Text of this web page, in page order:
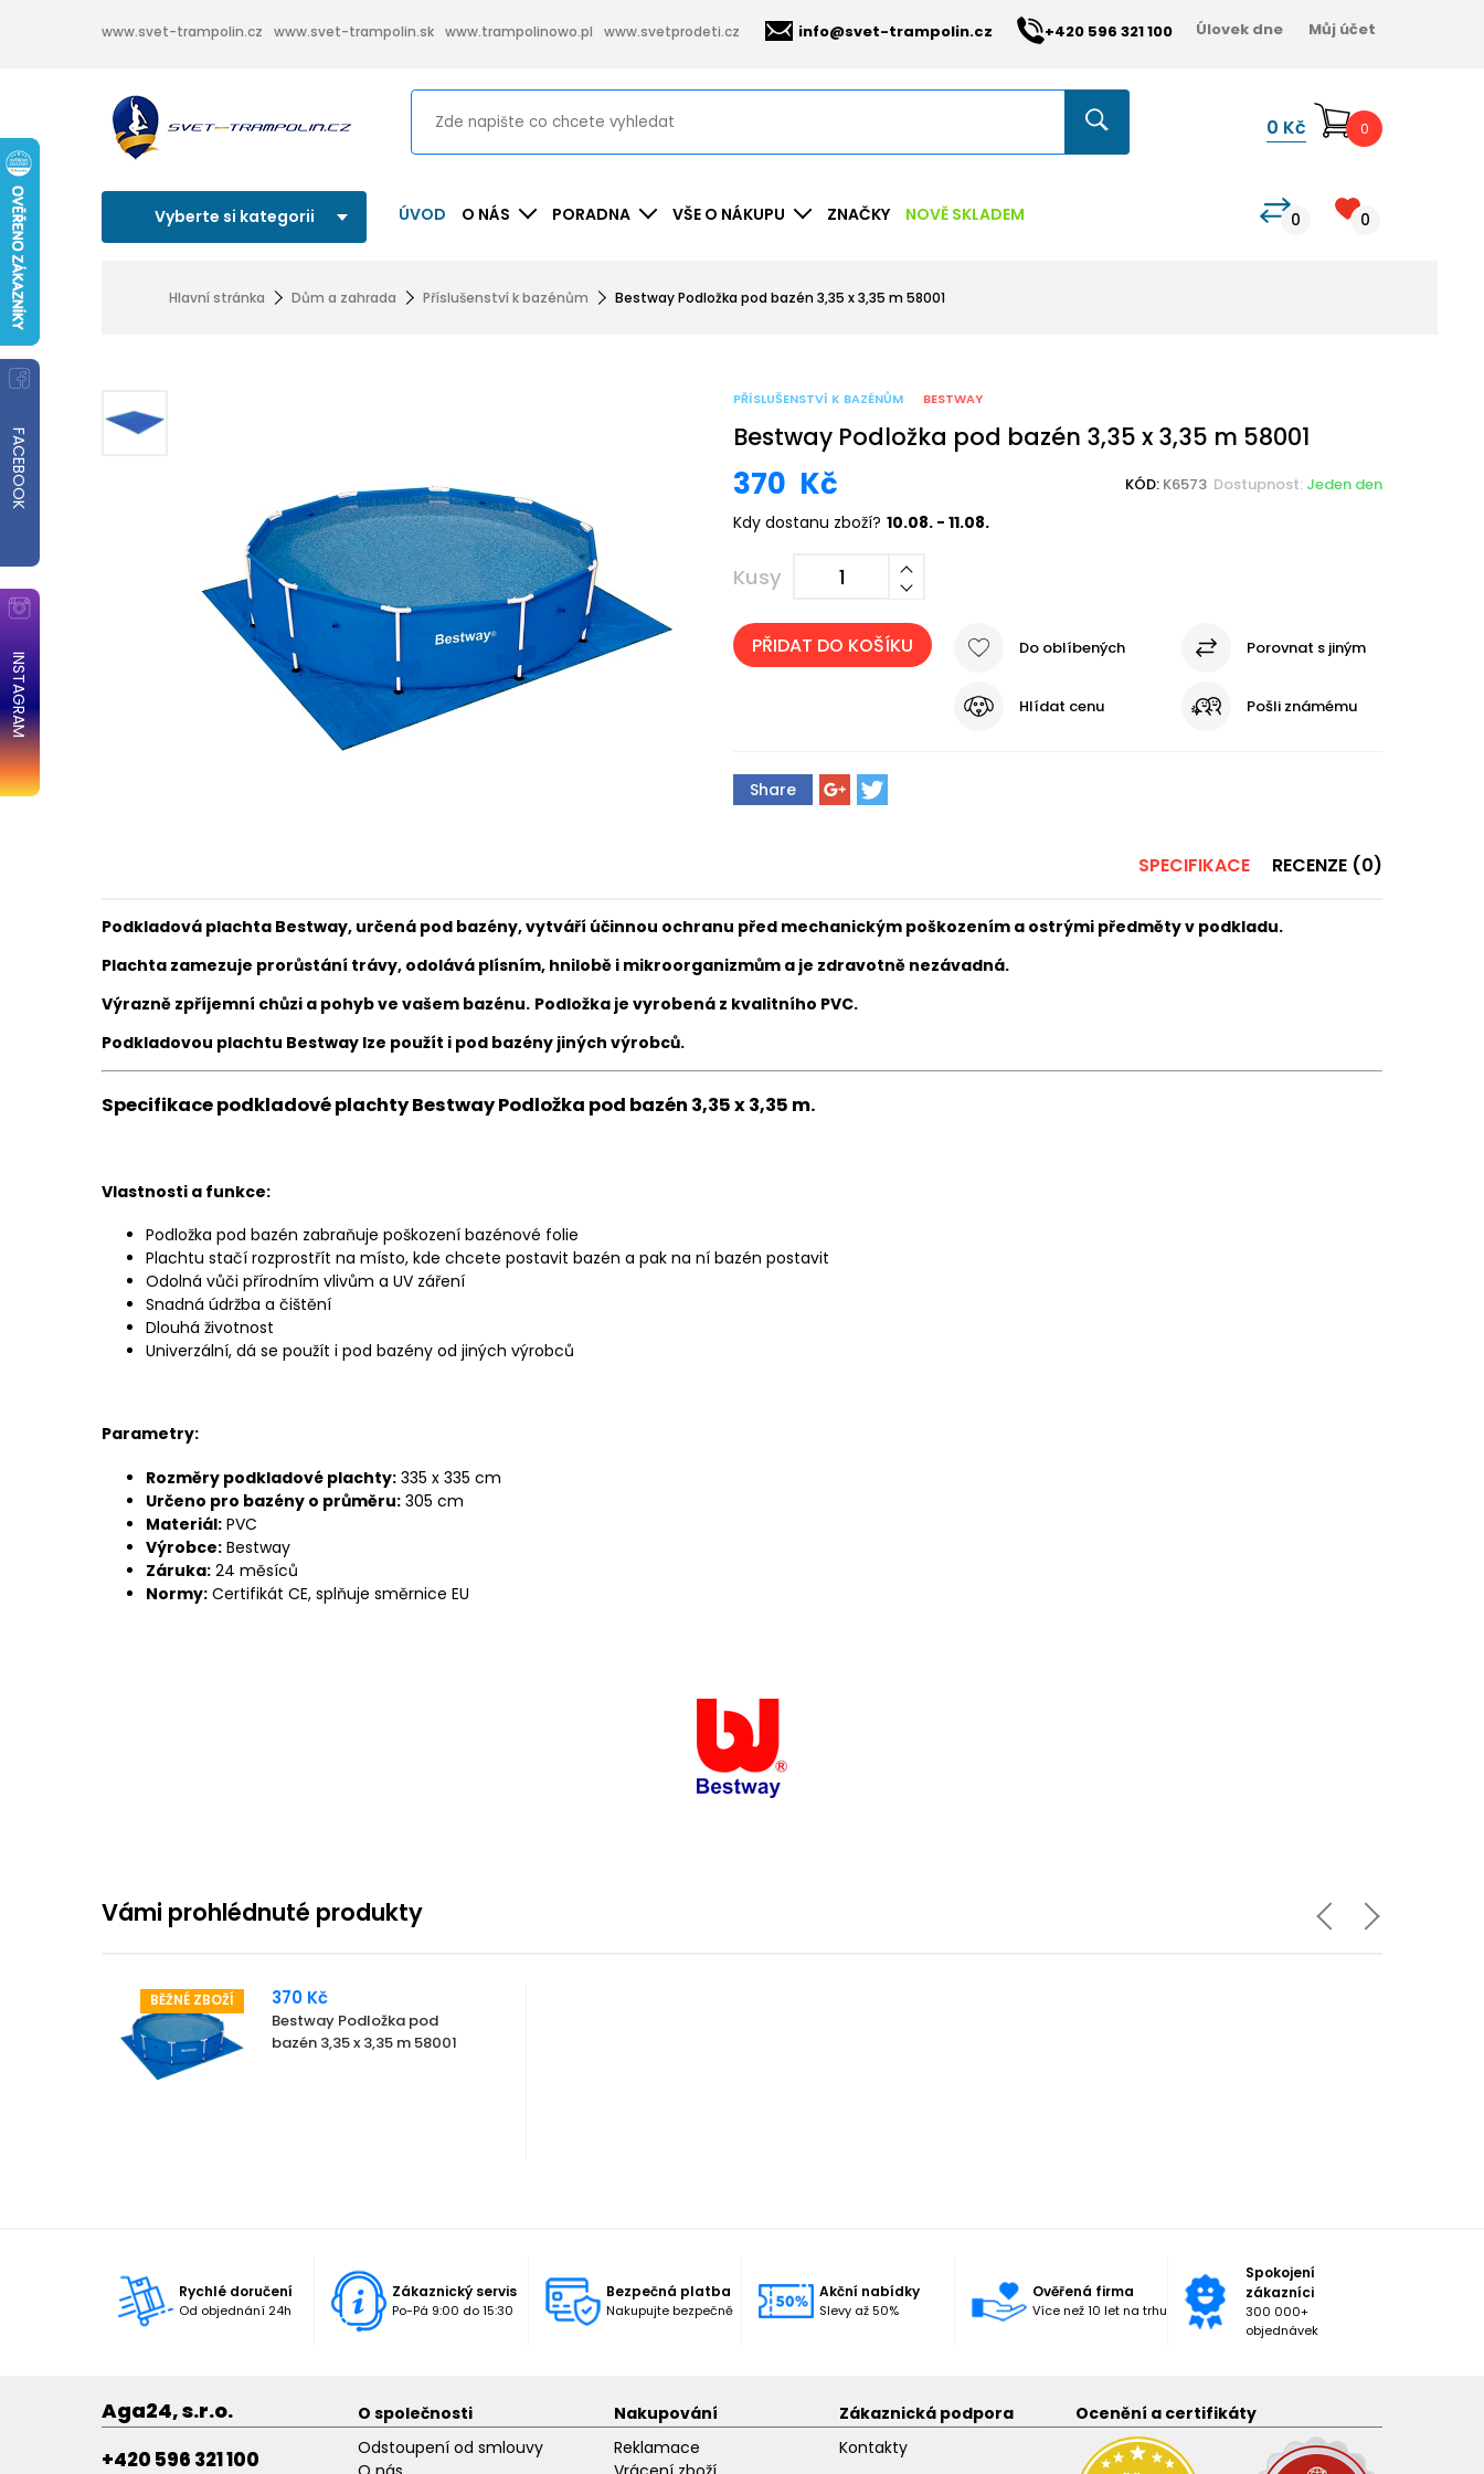
FACEBOOK
INSTAGRAM
www.svet-trampolin.cz www.svet-trampolin.sk www.trampolinowo.pl www.svetprodeti.cz info@svet-trampolin.cz +420 596 321 100 Úlovek dne Můj účet
0 Kč 0
Vyberte si kategorii ÚVOD O NÁS PORADNA VŠE O NÁKUPU ZNAČKY NOVĚ SKLADEM 0 0
Hlavní stránka Dům a zahrada Příslušenství k bazénům Bestway Podložka pod bazén 3,35 x 3,35 m 58001
PŘÍSLUŠENSTVÍ K BAZÉNŮM BESTWAY
Bestway Podložka pod bazén 3,35 x 3,35 m 58001
370 Kč KÓD: K6573 Dostupnost: Jeden den
Kdy dostanu zboží? 10.08. - 11.08.
Kusy
PŘIDAT DO KOŠÍKU Do oblíbených Porovnat s jiným
Hlídat cenu Pošli známému
Share
SPECIFIKACE RECENZE (0)
Podkladová plachta Bestway, určená pod bazény, vytváří účinnou ochranu před mechanickým poškozením a ostrými předměty v podkladu.
Plachta zamezuje prorůstání trávy, odolává plísním, hnilobě i mikroorganizmům a je zdravotně nezávadná.
Výrazně zpříjemní chůzi a pohyb ve vašem bazénu. Podložka je vyrobená z kvalitního PVC.
Podkladovou plachtu Bestway lze použít i pod bazény jiných výrobců.
Specifikace podkladové plachty Bestway Podložka pod bazén 3,35 x 3,35 m.
Vlastnosti a funkce:
Podložka pod bazén zabraňuje poškození bazénové folie
Plachtu stačí rozprostřít na místo, kde chcete postavit bazén a pak na ní bazén postavit
Odolná vůči přírodním vlivům a UV záření
Snadná údržba a čištění
Dlouhá životnost
Univerzální, dá se použít i pod bazény od jiných výrobců
Parametry:
Rozměry podkladové plachty: 335 x 335 cm
Určeno pro bazény o průměru: 305 cm
Materiál: PVC
Výrobce: Bestway
Záruka: 24 měsíců
Normy: Certifikát CE, splňuje směrnice EU
Vámi prohlédnuté produkty
BĚŽNÉ ZBOŽÍ 370 Kč
Bestway Podložka pod
bazén 3,35 x 3,35 m 58001
Rychlé doručení
Od objednání 24h
Zákaznický servis
Po-Pá 9:00 do 15:30
Bezpečná platba
Nakupujte bezpečně
Akční nabídky
Slevy až 50%
Ověřená firma
Více než 10 let na trhu
Spokojení
zákazníci
300 000+
objednávek
Aga24, s.r.o.
+420 596 321 100
O společnosti
Odstoupení od smlouvy
Nakupování
Reklamace
Zákaznická podpora
Kontakty
Ocenění a certifikáty